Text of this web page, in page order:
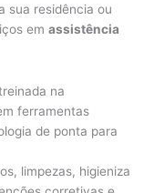
sua residência ou
emassistência
na
ferramentas
de ponta para
limpezas, higieniza